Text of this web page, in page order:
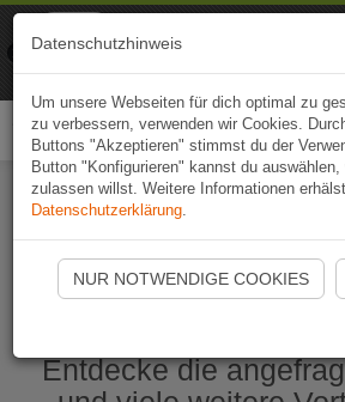
Naviki App jetzt
Entdecke die
Datenschutzhinweis
Um unsere Webseiten für dich optimal zu
zu verbessern, verwenden wir Cookies.
Buttons "Akzeptieren" stimmst du der
Button "Konfigurieren" kannst du
zulassen willst. Weitere Informationen
Datenschutzerklärung.
NUR NOTWENDIGE COOKIES
Naviki